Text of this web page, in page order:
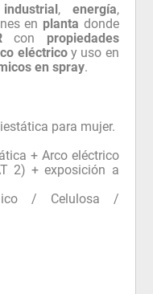
, energía,
en planta donde
con propiedades
eléctricoy uso en
en spray.
para mujer.
+ Arco eléctrico
2) + exposición a
/ Celulosa /